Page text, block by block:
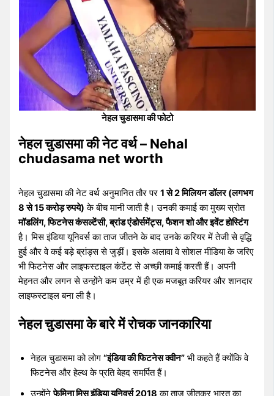
नेहल चुडासमा की फोटो
नेहल चुडासमा की नेट वर्थ – Nehal
chudasama net worth
नेहल चुडासमा की नेट वर्थ अनुमानित तौर पर1 से 2 मिलियन डॉलर (लगभग
8 से 15 करोड़ रुपये) के बीच मानी जाती है। उनकी कमाई का मुख्य स्रोत
मॉडलिंग, फिटनेस कंसल्टेंसी, ब्रांड एंडोर्समेंट्स, फैशन शो और इवेंट होस्टिंग
है। मिस इंडिया यूनिवर्स का ताज जीतने के बाद उनके करियर में तेजी से वृद्धि
हुई और वे कई बड़े ब्रांड्स से जुड़ीं। इसके अलावा वे सोशल मीडिया के जरिए
भी फिटनेस और लाइफस्टाइल कंटेंट से अच्छी कमाई करती हैं। अपनी
मेहनत और लगन से उन्होंने कम उम्र में ही एक मजबूत करियर और शानदार
लाइफस्टाइल बना ली है।
नेहल चुडासमा के बारे में रोचक जानकारिया
नेहल चुडासमा को लोग“इंडिया की फिटनेस क्वीन” भी कहते हैं क्योंकि वे
फिटनेस और हेल्थ के प्रति बेहद समर्पित हैं।